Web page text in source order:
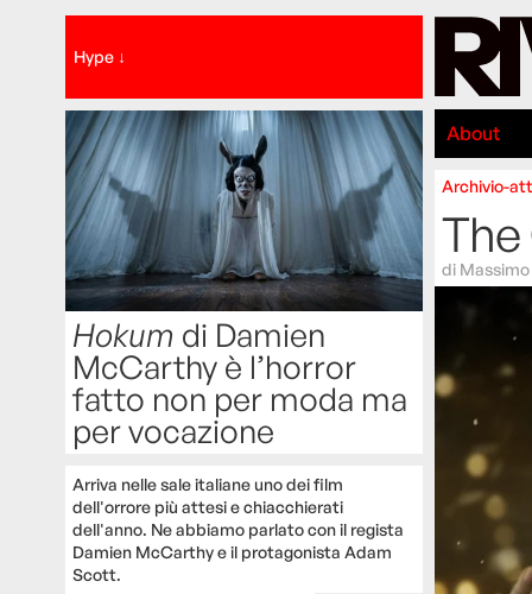
Hype ↓
Hokum di Damien
McCarthy è l’horror
fatto non per moda ma
per vocazione
Arriva nelle sale italiane uno dei film
dell'orrore più attesi e chiacchierati
dell'anno. Ne abbiamo parlato con il regista
Damien McCarthy e il protagonista Adam
Scott.
About
Archivio-
di